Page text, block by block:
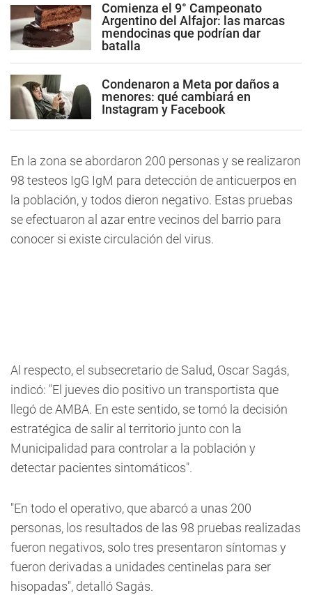
Comienza el 9° Campeonato
Argentino del Alfajor: las marcas
mendocinas que podrían dar
batalla
Condenaron a Meta por daños a
menores: qué cambiará en
Instagram y Facebook
En la zona se abordaron 200 personas y se realizaron
98 testeos IgG IgM para detección de anticuerpos en
la población, y todos dieron negativo. Estas pruebas
se efectuaron al azar entre vecinos del barrio para
conocer si existe circulación del virus.
Al respecto, el subsecretario de Salud, Oscar Sagás,
indicó: "El jueves dio positivo un transportista que
llegó de AMBA. En este sentido, se tomó la decisión
estratégica de salir al territorio junto con la
Municipalidad para controlar a la población y
detectar pacientes sintomáticos".
"En todo el operativo, que abarcó a unas 200
personas, los resultados de las 98 pruebas realizadas
fueron negativos, solo tres presentaron síntomas y
fueron derivadas a unidades centinelas para ser
hisopadas", detalló Sagás.